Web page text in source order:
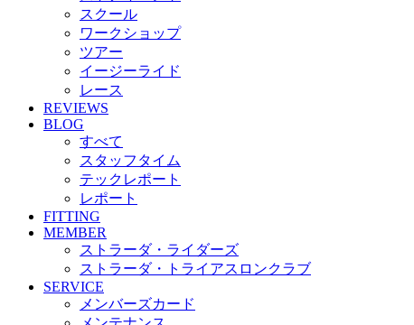
スクール
ワークショップ
ツアー
イージーライド
レース
REVIEWS
BLOG
すべて
スタッフタイム
テックレポート
レポート
FITTING
MEMBER
ストラーダ・ライダーズ
ストラーダ・トライアスロンクラブ
SERVICE
メンバーズカード